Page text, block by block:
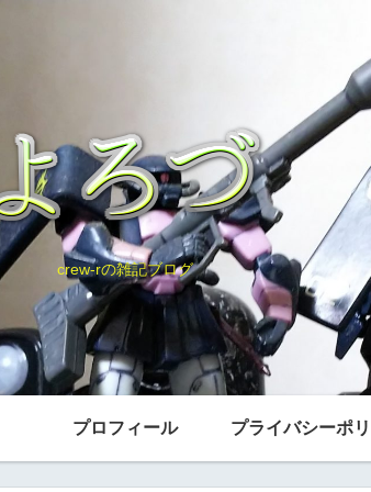
crew-rの雑記ブログ
プロフィール プライバシーポ